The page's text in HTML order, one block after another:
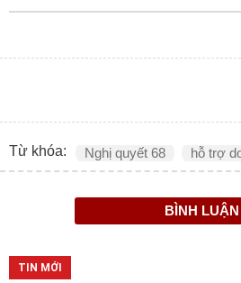
Từ khóa: Nghị quyết 68 hỗ trợ
BÌNH LUẬN
TIN MỚI